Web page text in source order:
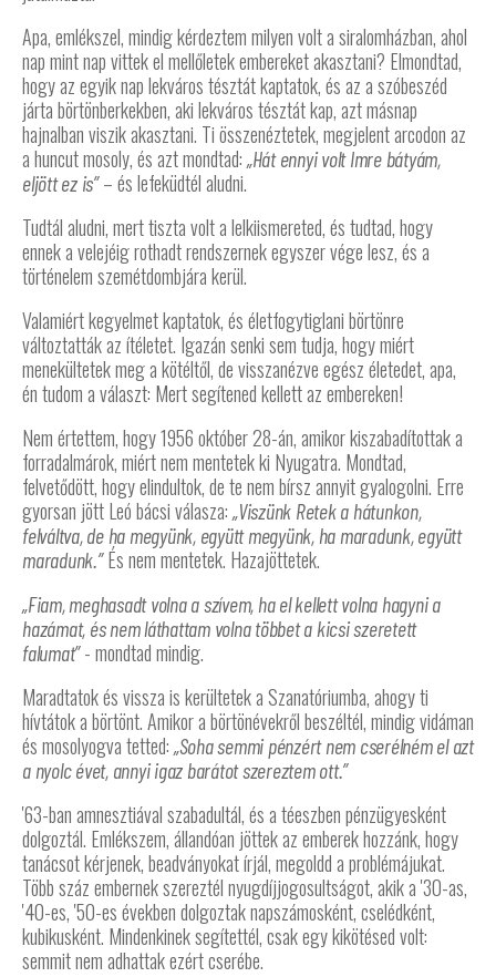
Apa, emlékszel, mindig kérdeztem milyen volt a siralomházban, ahol
nap mint nap vittek el mellőletek embereket akasztani? Elmondtad,
hogy az egyik nap lekváros tésztát kaptatok, és az a szóbeszéd
járta börtönberkekben, aki lekváros tésztát kap, azt másnap
hajnalban viszik akasztani. Ti összenéztetek, megjelent arcodon az
a huncut mosoly, és azt mondtad: „Hát ennyi volt Imre bátyám,
eljött ez is”– és lefeküdtél aludni.
Tudtál aludni, mert tiszta volt a lelkiismereted, és tudtad, hogy
ennek a velejéig rothadt rendszernek egyszer vége lesz, és a
történelem szemétdombjára kerül.
Valamiért kegyelmet kaptatok, és életfogytiglani börtönre
változtatták az ítéletet. Igazán senki sem tudja, hogy miért
menekültetek meg a kötéltől, de visszanézve egész életedet, apa,
én tudom a választ: Mert segítened kellett az embereken!
Nem értettem, hogy 1956 október 28-án, amikor kiszabadítottak a
forradalmárok, miért nem mentetek ki Nyugatra. Mondtad,
felvetődött, hogy elindultok, de te nem bírsz annyit gyalogolni. Erre
gyorsan jött Leó bácsi válasza: „Viszünk Retek a hátunkon,
felváltva, de ha megyünk, együtt megyünk, ha maradunk, együtt
maradunk.”És nem mentetek. Hazajöttetek.
„Fiam, meghasadt volna a szívem, ha el kellett volna hagyni a
hazámat, és nem láthattam volna többet a kicsi szeretett
falumat”- mondtad mindig.
Maradtatok és vissza is kerültetek a Szanatóriumba, ahogy ti
hívtátok a börtönt. Amikor a börtönévekről beszéltél, mindig vidáman
és mosolyogva tetted: „Soha semmi pénzért nem cserélném el azt
a nyolc évet, annyi igaz barátot szereztem ott.”
'63-ban amnesztiával szabadultál, és a téeszben pénzügyesként
dolgoztál. Emlékszem, állandóan jöttek az emberek hozzánk, hogy
tanácsot kérjenek, beadványokat írjál, megoldd a problémájukat.
Több száz embernek szereztél nyugdíjjogosultságot, akik a '30-as,
'40-es, '50-es években dolgoztak napszámosként, cselédként,
kubikusként. Mindenkinek segítettél, csak egy kikötésed volt:
semmit nem adhattak ezért cserébe.